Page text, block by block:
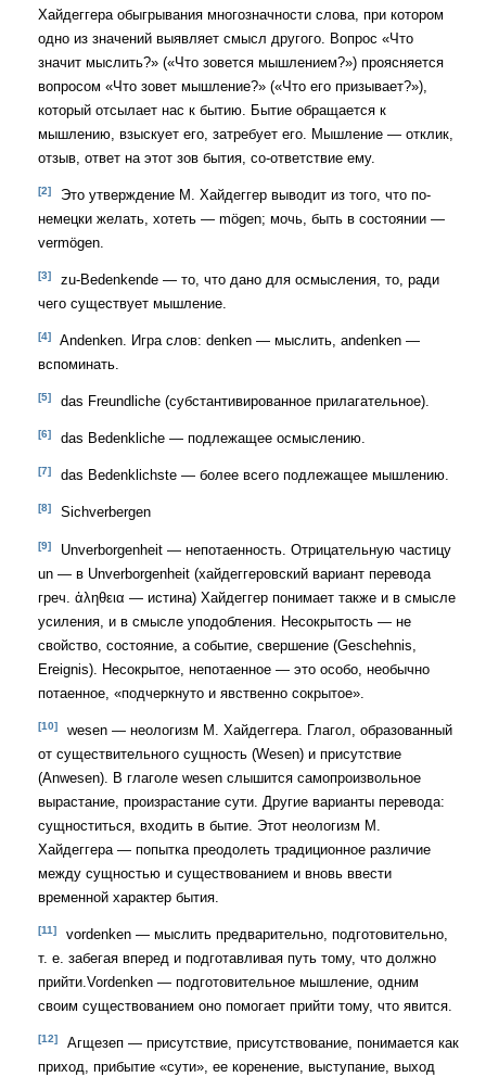
Хайдеггера обыгрывания многозначности слова, при котором
одно из значений выявляет смысл другого. Вопрос «Что
значит мыслить?» («Что зовется мышлением?») проясняется
вопросом «Что зовет мышление?» («Что его призывает?»),
который отсылает нас к бытию. Бытие обращается к
мышлению, взыскует его, затребует его. Мышление — отклик,
отзыв, ответ на этот зов бытия, со-ответствие ему.
[2]
Это утверждение М. Хайдеггер выводит из того, что по-
немецки желать, хотеть — mögen; мочь, быть в состоянии —
vermögen.
[3]
zu-Bedenkende — то, что дано для осмысления, то, ради
чего существует мышление.
[4]
Andenken. Игра слов: denken — мыслить, andenken —
вспоминать.
[5] das Freundliche (субстантивированное прилагательное).
[6] das Bedenkliche — подлежащее осмыслению.
[7] das Bedenklichste — более всего подлежащее мышлению.
[8] Sichverbergen
[9]
Unverborgenheit — непотаенность. Отрицательную частицу
un — в Unverborgenheit (хайдеггеровский вариант перевода
греч. ἀληθεια — истина) Хайдеггер понимает также и в смысле
усиления, и в смысле уподобления. Несокрытость — не
свойство, состояние, а событие, свершение (Geschehnis,
Ereignis). Несокрытое, непотаенное — это особо, необычно
потаенное, «подчеркнуто и явственно сокрытое».
[10]
wesen — неологизм М. Хайдеггера. Глагол, образованный
от существительного сущность (Wesen) и присутствие
(Anwesen). В глаголе wesen слышится самопроизвольное
вырастание, произрастание сути. Другие варианты перевода:
сущноститься, входить в бытие. Этот неологизм М.
Хайдеггера — попытка преодолеть традиционное различие
между сущностью и существованием и вновь ввести
временной характер бытия.
[11]
vordenken — мыслить предварительно, подготовительно,
т. е. забегая вперед и подготавливая путь тому, что должно
прийти.Vordenken — подготовительное мышление, одним
своим существованием оно помогает прийти тому, что явится.
[12]
Агщезеп — присутствие, присутствование, понимается как
приход, прибытие «сути», ее коренение, выступание, выход